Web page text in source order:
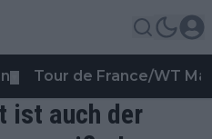
Tour de France/WT
ist auch der